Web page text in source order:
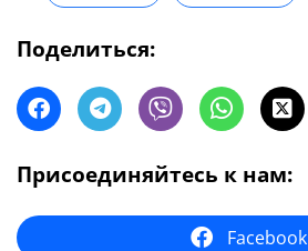
Поделиться:
Присоединяйтесь к нам:
Facebook